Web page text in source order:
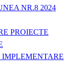
NR.8 2024
PROIECTE